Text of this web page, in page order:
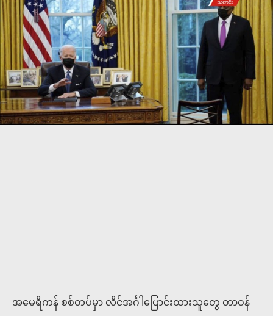
အမေရိကန် စစ်တပ်မှာ လိင်အင်္ဂါပြောင်းထားသူတွေ တာဝန်